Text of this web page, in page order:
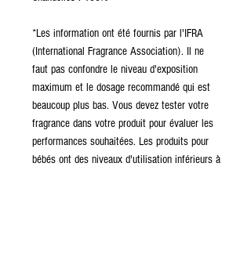
*Les information ont été fournis par l'IFRA
(International Fragrance Association). Il ne
faut pas confondre le niveau d'exposition
maximum et le dosage recommandé qui est
beaucoup plus bas. Vous devez tester votre
fragrance dans votre produit pour évaluer les
performances souhaitées. Les produits pour
bébés ont des niveaux d'utilisation inférieurs à